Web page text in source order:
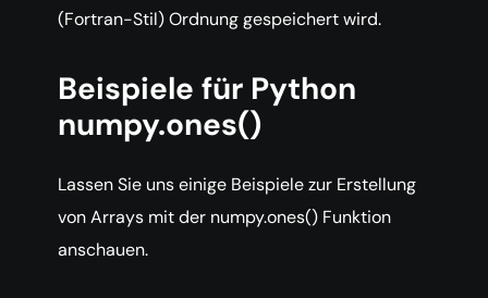
(Fortran-Stil) Ordnung gespeichert wird.
Beispiele für Python
numpy.ones()
Lassen Sie uns einige Beispiele zur Erstellung
von Arrays mit der numpy.ones() Funktion
anschauen.